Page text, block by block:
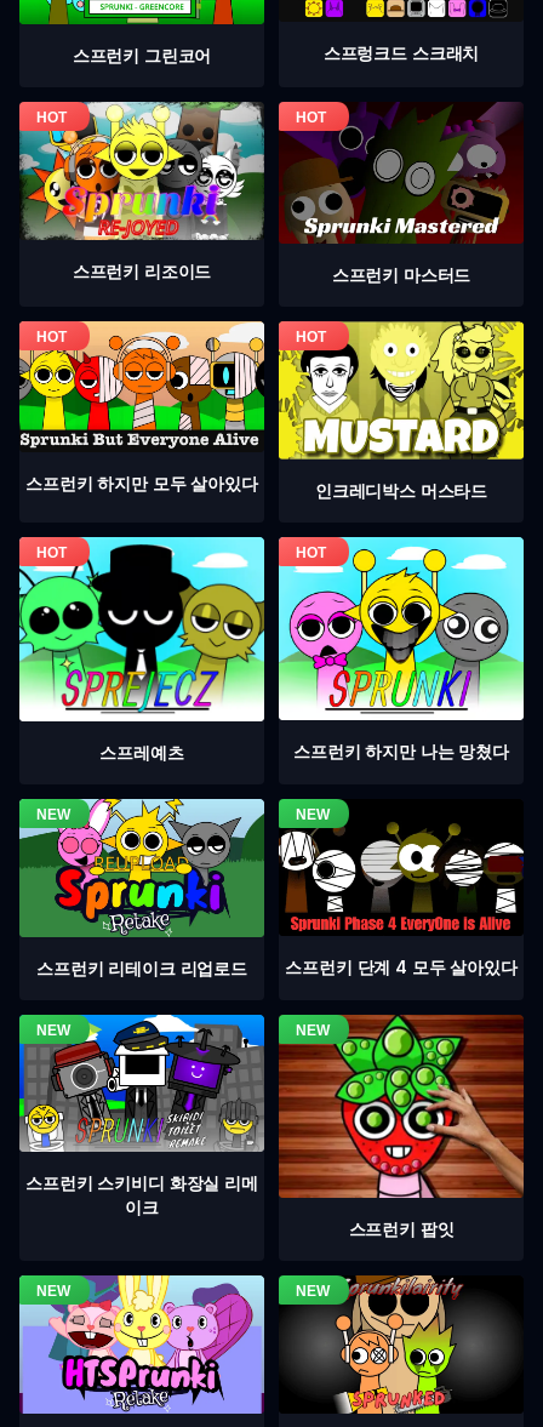
스프런키 그린코어 스프렁크드 스크래치
스프런키 리조이드 스프런키 마스터드
스프런키 하지만 모두 살아있다 인크레디박스 머스타드
스프레예츠 스프런키 하지만 나는 망쳤다
스프런키 리테이크 리업로드 스프런키 단계 4 모두 살아있다
스프런키 스키비디 화장실 리메
이크
스프런키 팝잇